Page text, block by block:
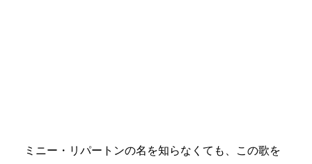
ミニー・リパートンの名を知らなくても、この歌を